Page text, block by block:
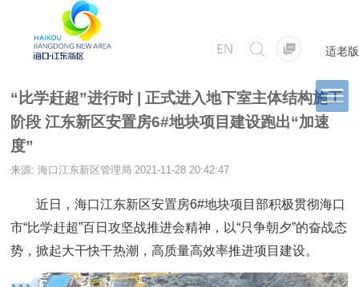
适老版
“比学赶超”进行时 | 正式进入地下室主体结构施工
阶段 江东新区安置房6#地块项目建设跑出“加速
度”
来源: 海口江东新区管理局 2021-11-28 20:42:47
近日，海口江东新区安置房6#地块项目部积极贯彻海口
市“比学赶超”百日攻坚战推进会精神，以“只争朝夕”的奋战态
势，掀起大干快干热潮，高质量高效率推进项目建设。